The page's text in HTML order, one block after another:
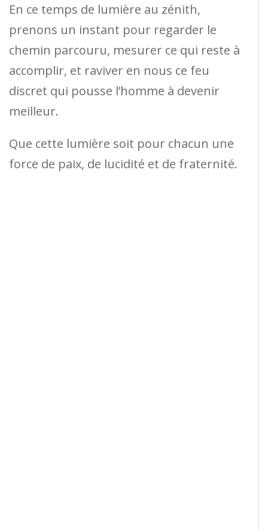
En ce temps de lumière au zénith,
prenons un instant pour regarder le
chemin parcouru, mesurer ce qui reste à
accomplir, et raviver en nous ce feu
discret qui pousse l’homme à devenir
meilleur.
Que cette lumière soit pour chacun une
force de paix, de lucidité et de fraternité.